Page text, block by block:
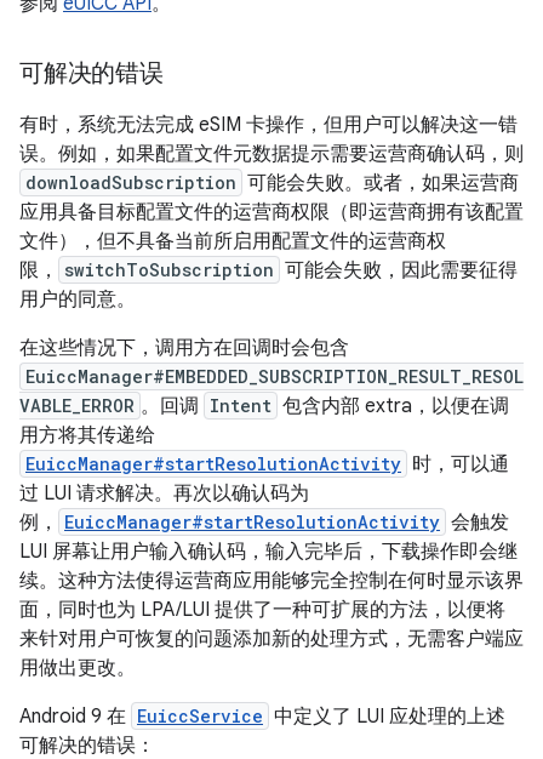
可解决的错误
有时，系统无法完成 eSIM 卡操作，但用户可以解决这一错
误。例如，如果配置文件元数据提示需要运营商确认码，则
downloadSubscription 可能会失败。 或者，如果运营商
应用具备目标配置文件的运营商权限（即运营商拥有该配置
文件），但不具备当前所启用配置文件的运营商权
限，
switchToSubscription 可能会失败，因此需要征得
用户的同意。
在这些情况下，调用方在回调时会包含
EuiccManager#EMBEDDED_SUBSCRIPTION_RESULT_RESOL
VABLE_ERROR 。回调 Intent 包含内部 extra，以便在调
用方将其传递给
EuiccManager#startResolutionActivity 时，可以通
过 LUI 请求解决。再次以确认码为
例，
EuiccManager#startResolutionActivity 会触发
LUI 屏幕让用户输入确认码，输入完毕后，下载操作即会继
续。这种方法使得运营商应用能够完全控制在何时显示该界
面，同时也为 LPA/LUI 提供了一种可扩展的方法，以便将
来针对用户可恢复的问题添加新的处理方式，无需客户端应
用做出更改。
Android 9 在 EuiccService 中定义了 LUI 应处理的上述
可解决的错误：